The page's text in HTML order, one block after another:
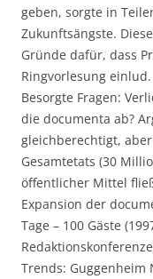
geben, sorgte in
Zukunftsängste.
Gründe dafür, dass
Ringvorlesung einlud.
Besorgte Fragen:
die documenta ab?
gleichberechtigt,
Gesamtetats (30
öffentlicher Mittel
Expansion der
Tage – 100 Gäste
Trends: Guggenheim